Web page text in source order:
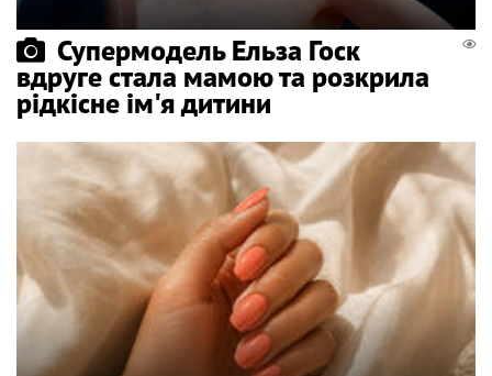
Супермодель Ельза Госк
вдруге стала мамою та розкрила
рідкісне ім'я дитини